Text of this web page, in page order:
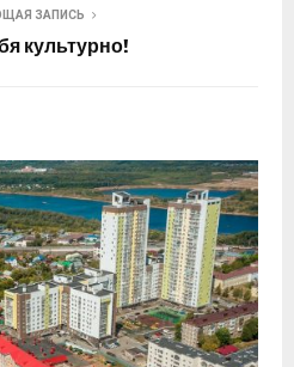
ЗАПИСЬ
культурно!